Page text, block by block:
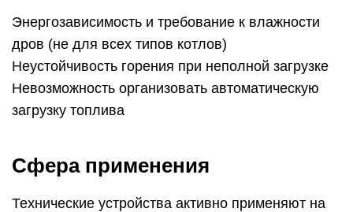
Энергозависимость и требование к влажности
дров (не для всех типов котлов)
Неустойчивость горения при неполной загрузке
Невозможность организовать автоматическую
загрузку топлива
Сфера применения
Технические устройства активно применяют на